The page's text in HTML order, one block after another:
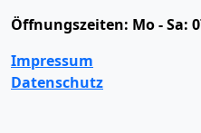
Öffnungszeiten: Mo - Sa:
Impressum
Datenschutz